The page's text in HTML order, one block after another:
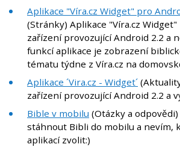
Aplikace "Víra.cz Widget" pro
(Stránky) Aplikace "Víra.cz
zařízení provozující Android 2.2 a
funkcí aplikace je zobrazení
tématu týdne z Víra.cz na
Aplikace ´Vira.cz - Widget´
zařízení provozující Android 2.2 a
Bible v mobilu (Otázky a
stáhnout Bibli do mobilu a nevím,
aplikací zvolit:)